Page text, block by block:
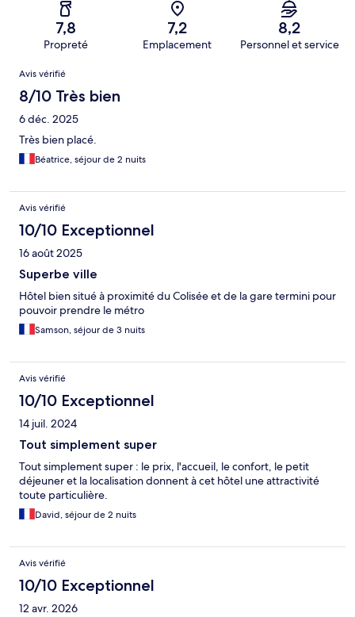
7,8
Propreté
7,2
Emplacement
8,2
Personnel et service
Avis
Avis vérifié
8/10 Très bien
6 déc. 2025
Très bien placé.
Béatrice, séjour de 2 nuits
Avis vérifié
10/10 Exceptionnel
16 août 2025
Superbe ville
Hôtel bien situé à proximité du Colisée et de la gare termini pour
pouvoir prendre le métro
Samson, séjour de 3 nuits
Avis vérifié
10/10 Exceptionnel
14 juil. 2024
Tout simplement super
Tout simplement super : le prix, l'accueil, le confort, le petit
déjeuner et la localisation donnent à cet hôtel une attractivité
toute particulière.
David, séjour de 2 nuits
Avis vérifié
10/10 Exceptionnel
12 avr. 2026